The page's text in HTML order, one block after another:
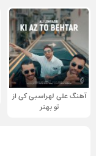
آهنگ علی لهراسبی کی از
تو ‌بهتر